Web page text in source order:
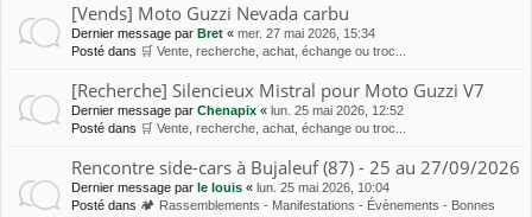
[Vends] Moto Guzzi Nevada carbu
Dernier message par Bret « mer. 27 mai 2026, 15:34
Posté dans 🛒 Vente, recherche, achat, échange ou troc...
[Recherche] Silencieux Mistral pour Moto Guzzi V7
Dernier message par Chenapix « lun. 25 mai 2026, 12:52
Posté dans 🛒 Vente, recherche, achat, échange ou troc...
Rencontre side-cars à Bujaleuf (87) - 25 au 27/09/2026
Dernier message par le louis « lun. 25 mai 2026, 10:04
Posté dans 🏕 Rassemblements - Manifestations - Évènements - Bonnes